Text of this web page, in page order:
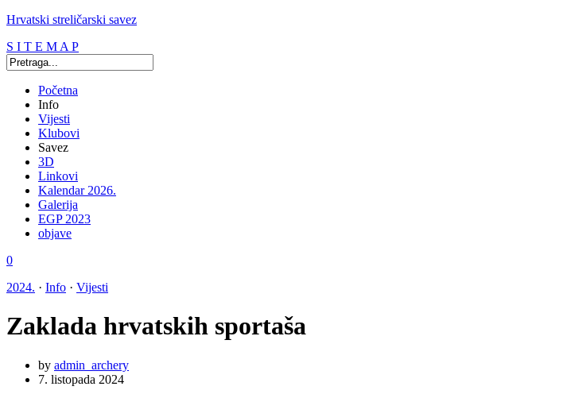
Hrvatski streličarski savez
S I T E M A P
Početna
Info
Vijesti
Klubovi
Savez
3D
Linkovi
Kalendar 2026.
Galerija
EGP 2023
objave
0
2024. · Info · Vijesti
Zaklada hrvatskih sportaša
by admin_archery
7. listopada 2024